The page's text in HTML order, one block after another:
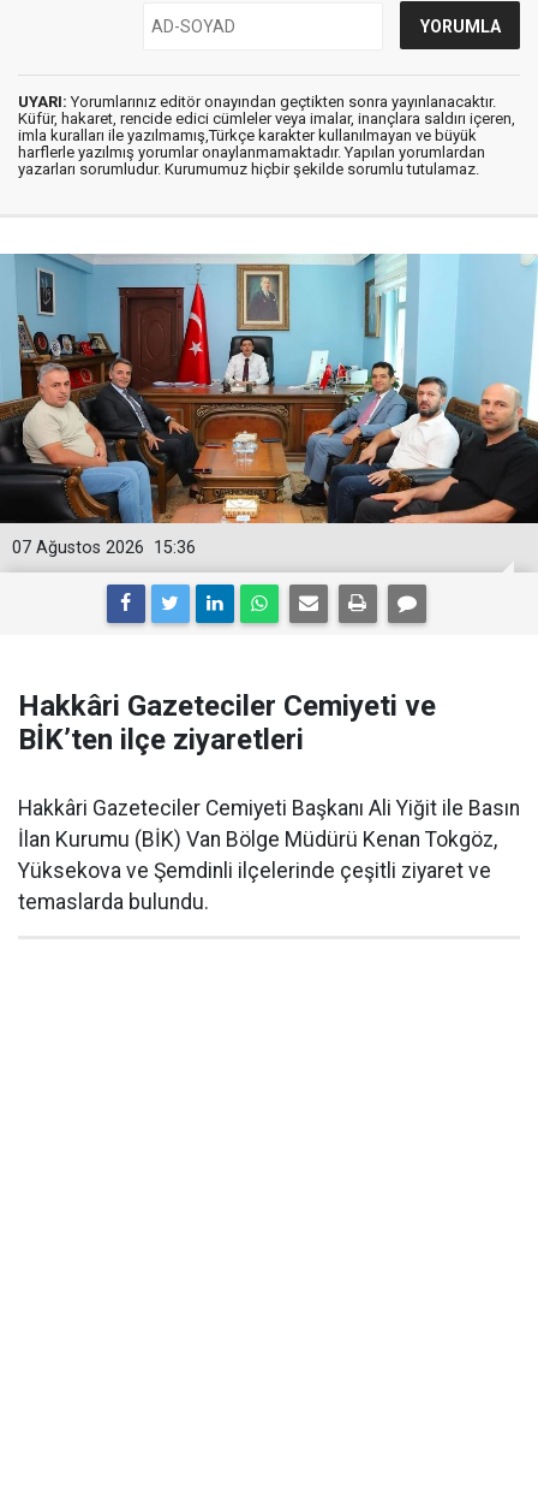
UYARI: Yorumlarınız editör onayından geçtikten sonra yayınlanacaktır.
Küfür, hakaret, rencide edici cümleler veya imalar, inançlara saldırı içeren,
imla kuralları ile yazılmamış,Türkçe karakter kullanılmayan ve büyük
harflerle yazılmış yorumlar onaylanmamaktadır. Yapılan yorumlardan
yazarları sorumludur. Kurumumuz hiçbir şekilde sorumlu tutulamaz.
15:36
07 Ağustos 2026
Hakkâri Gazeteciler Cemiyeti ve
BİK’ten ilçe ziyaretleri
Hakkâri Gazeteciler Cemiyeti Başkanı Ali Yiğit ile Basın
İlan Kurumu (BİK) Van Bölge Müdürü Kenan Tokgöz,
Yüksekova ve Şemdinli ilçelerinde çeşitli ziyaret ve
temaslarda bulundu.